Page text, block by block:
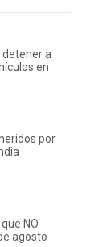
detener a
en
por
NO
agosto